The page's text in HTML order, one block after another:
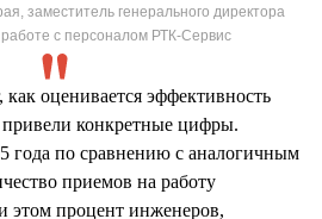
заместитель генерального директора
с персоналом РТК-Сервис
как оценивается эффективность
конкретные цифры.
года по сравнению с аналогичным
приемов на работу
этом процент инженеров,